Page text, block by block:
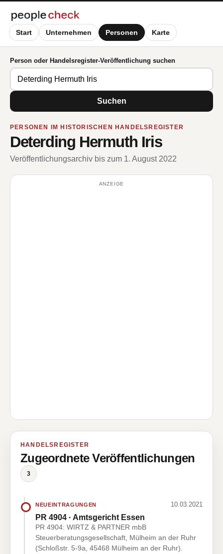
Start Unternehmen Personen Karte
Person oder Handelsregister-Veröffentlichung suchen
Suchen
PERSONEN IM HISTORISCHEN HANDELSREGISTER
Deterding Hermuth Iris
Veröffentlichungsarchiv bis zum 1. August 2022
ANZEIGE
HANDELSREGISTER
Zugeordnete Veröffentlichungen
3
NEUEINTRAGUNGEN 10.03.2021
PR 4904 · Amtsgericht Essen
PR 4904: WIRTZ & PARTNER mbB
Steuerberatungsgesellschaft, Mülheim an der Ruhr
(Schloßstr. 5-9a, 45468 Mülheim an der Ruhr).